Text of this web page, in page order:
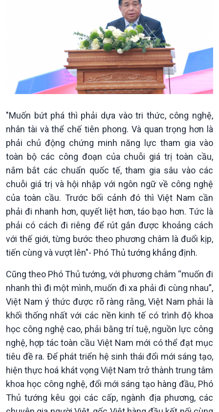
Kinh tế
Tin Kinh tế
Trước giờ mở cửa
Dòng chảy Kinh tế
Sức sống hàng Việt
Khởi nghiệp
Tuyên chiến với gian lận
thương mại
Nông nghiệp & Biển đảo
Tin Nông nghiệp & Biển
đảo
Mùa vàng
Biển đảo Việt Nam
Tâm tình biên giới và hải
đảo
Tìm hiểu biển, đảo Việt
Nam
"Muốn bứt phá thì phải dựa vào tri thức, công nghệ,
nhân tài và thể chế tiên phong. Và quan trọng hơn là
phải chủ động chứng minh năng lực tham gia vào
toàn bộ các công đoạn của chuỗi giá trị toàn cầu,
nắm bắt các chuẩn quốc tế, tham gia sâu vào các
chuỗi giá trị và hội nhập với ngôn ngữ về công nghệ
của toàn cầu. Trước bối cảnh đó thì Việt Nam cần
phải đi nhanh hơn, quyết liệt hơn, táo bạo hơn. Tức là
phải có cách đi riêng để rút gắn được khoảng cách
với thế giới, từng bước theo phương châm là đuổi kịp,
tiến cùng và vượt lên"- Phó Thủ tướng khẳng định.
Cũng theo Phó Thủ tướng, với phương châm “muốn đi
nhanh thì đi một mình, muốn đi xa phải đi cùng nhau”,
Việt Nam ý thức được rõ ràng rằng, Việt Nam phải là
khối thống nhất với các nền kinh tế có trình độ khoa
học công nghệ cao, phải bằng trí tuệ, nguồn lực công
nghệ, hợp tác toàn cầu Việt Nam mới có thể đạt mục
tiêu đề ra. Để phát triển hệ sinh thái đổi mới sáng tạo,
hiện thực hoá khát vọng Việt Nam trở thành trung tâm
khoa học công nghệ, đổi mới sáng tạo hàng đầu, Phó
Thủ tướng kêu gọi các cấp, ngành địa phương, các